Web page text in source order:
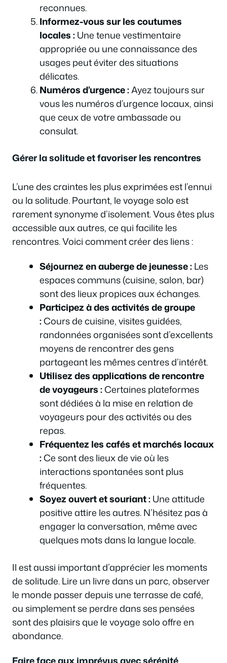
reconnues.
Informez-vous sur les coutumes
locales :Une tenue vestimentaire
appropriée ou une connaissance des
usages peut éviter des situations
délicates.
Numéros d’urgence :Ayez toujours sur
vous les numéros d’urgence locaux, ainsi
que ceux de votre ambassade ou
consulat.
Gérer la solitude et favoriser les rencontres
L’une des craintes les plus exprimées est l’ennui
ou la solitude. Pourtant, le voyage solo est
rarement synonyme d’isolement. Vous êtes plus
accessible aux autres, ce qui facilite les
rencontres. Voici comment créer des liens :
Séjournez en auberge de jeunesse :Les
espaces communs (cuisine, salon, bar)
sont des lieux propices aux échanges.
Participez à des activités de groupe
:Cours de cuisine, visites guidées,
randonnées organisées sont d’excellents
moyens de rencontrer des gens
partageant les mêmes centres d’intérêt.
Utilisez des applications de rencontre
de voyageurs :Certaines plateformes
sont dédiées à la mise en relation de
voyageurs pour des activités ou des
repas.
Fréquentez les cafés et marchés locaux
:Ce sont des lieux de vie où les
interactions spontanées sont plus
fréquentes.
Soyez ouvert et souriant :Une attitude
positive attire les autres. N’hésitez pas à
engager la conversation, même avec
quelques mots dans la langue locale.
Il est aussi important d’apprécier les moments
de solitude. Lire un livre dans un parc, observer
le monde passer depuis une terrasse de café,
ou simplement se perdre dans ses pensées
sont des plaisirs que le voyage solo offre en
abondance.
Faire face aux imprévus avec sérénité